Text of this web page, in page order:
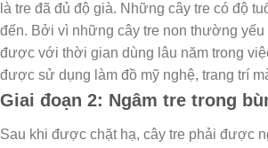
là tre đã đủ độ già. Những cây tre có độ
đến. Bởi vì những cây tre non thường
được với thời gian dùng lâu năm trong
được sử dụng làm đồ mỹ nghệ, trang trí
Giai đoạn 2: Ngâm tre trong
Sau khi được chặt hạ, cây tre phải được